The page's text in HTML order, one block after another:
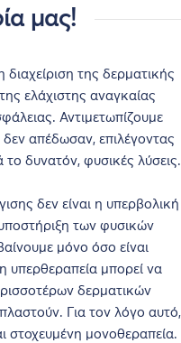
μας!
της δερματικής
ελάχιστης αναγκαίας
Αντιμετωπίζουμε
δεν απέδωσαν, επιλέγοντας
το δυνατόν, φυσικές λύσεις.
δεν είναι η υπερβολική
των φυσικών
μόνο όσο είναι
υπερθεραπεία μπορεί να
δερματικών
Για τον λόγο αυτό,
στοχευμένη μονοθεραπεία.